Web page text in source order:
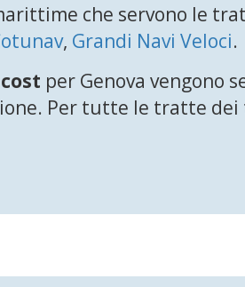
che servono le
, Grandi Navi Veloci.
per Genova vengono
Per tutte le tratte